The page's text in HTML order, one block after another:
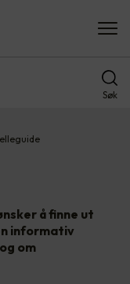
Søk
å finne ut
informativ
om